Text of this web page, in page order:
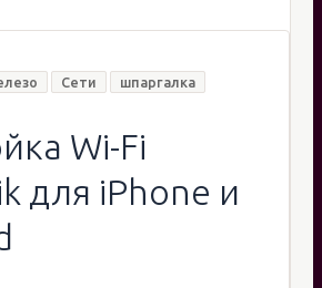
Сети шпаргалка
Wi-Fi
для iPhone и